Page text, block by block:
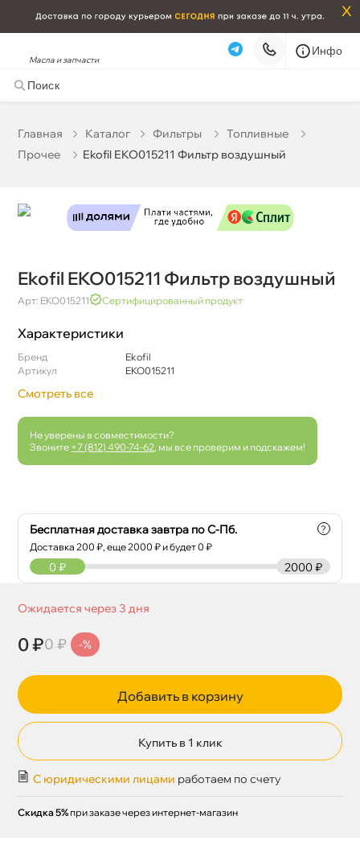
x
Масла и запчасти
Инфо
Главная Катало Фильтры
Топливные
Прочее
Ekofil EKO015211 Фильтр воздушный
Ekofil EKO015211 Фильтр воздушный
Арт: EKO015211 Сертифицированный продукт
Характеристики
Бренд
Ekofil
Артикул
EKO015211
Смотреть все
Не уверены в совместимости?
Звоните +7 (812) 490-74-62 , мы все проверим и подскажем!
Бесплатная доставка завтра по С-Пб.
Доставка200 ₽, еще2000 ₽ и будет 0 ₽
?
2000 ₽
0 ₽
Ожидается через 3 дня
0 ₽0 ₽ -%
Добавить в корзину
Купить в 1 клик
С юридическими лицами работаем по счету
Скидка 5% при заказе через интернет-магазин
Самовывоз